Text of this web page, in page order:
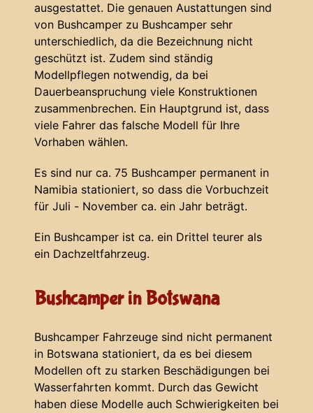
ausgestattet. Die genauen Austattungen sind
von Bushcamper zu Bushcamper sehr
unterschiedlich, da die Bezeichnung nicht
geschützt ist. Zudem sind ständig
Modellpflegen notwendig, da bei
Dauerbeanspruchung viele Konstruktionen
zusammenbrechen. Ein Hauptgrund ist, dass
viele Fahrer das falsche Modell für Ihre
Vorhaben wählen.
Es sind nur ca. 75 Bushcamper permanent in
Namibia stationiert, so dass die Vorbuchzeit
für Juli - November ca. ein Jahr beträgt.
Ein Bushcamper ist ca. ein Drittel teurer als
ein Dachzeltfahrzeug.
Bushcamper in Botswana
Bushcamper Fahrzeuge sind nicht permanent
in Botswana stationiert, da es bei diesem
Modellen oft zu starken Beschädigungen bei
Wasserfahrten kommt. Durch das Gewicht
haben diese Modelle auch Schwierigkeiten bei